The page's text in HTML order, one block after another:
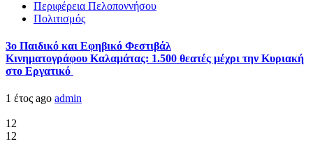
Περιφέρεια Πελοποννήσου
Πολιτισμός
3ο Παιδικό και Εφηβικό Φεστιβάλ
Κινηματογράφου Καλαμάτας: 1.500 θεατές μέχρι την Κυριακή
στο Εργατικό
1 έτος ago admin
12
12